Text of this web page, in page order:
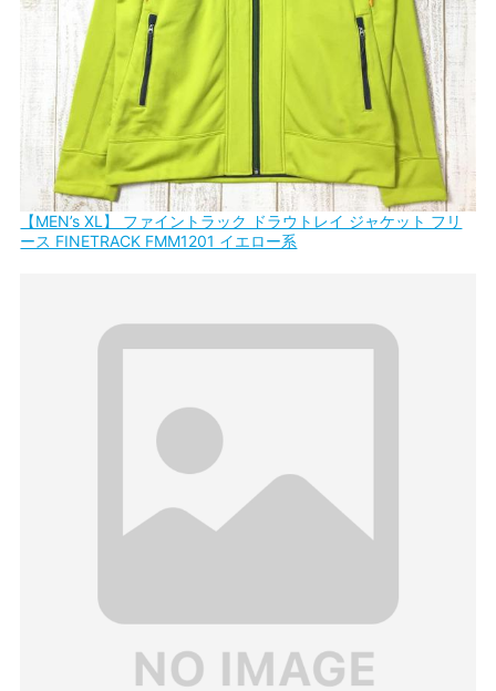
【MEN’s XL】 ファイントラック ドラウトレイ ジャケット フリ
ース FINETRACK FMM1201 イエロー系